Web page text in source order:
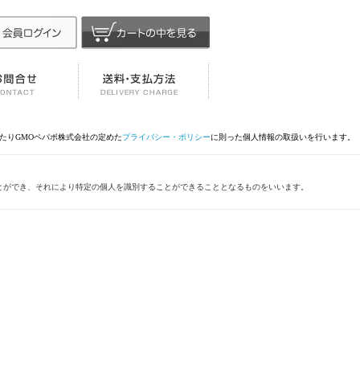
りGMOペパボ株式会社の定めたプライバシー・ポリシーに則った個人情報の取扱いを行います。
でき、それにより特定の個人を識別することができることとなるものをいいます。